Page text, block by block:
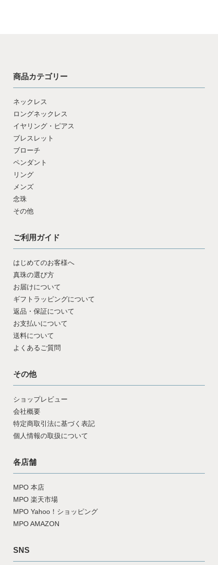
商品カテゴリー
ネックレス
ロングネックレス
イヤリング・ピアス
ブレスレット
ブローチ
ペンダント
リング
メンズ
念珠
その他
ご利用ガイド
はじめてのお客様へ
真珠の選び方
お届けについて
ギフトラッピングについて
返品・保証について
お支払いについて
送料について
よくあるご質問
その他
ショップレビュー
会社概要
特定商取引法に基づく表記
個人情報の取扱について
各店舗
MPO 本店
MPO 楽天市場
MPO Yahoo！ショッピング
MPO AMAZON
SNS